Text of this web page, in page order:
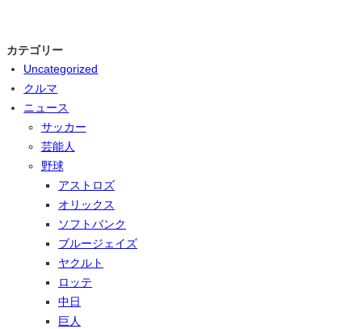
カテゴリー
Uncategorized
クルマ
ニュース
サッカー
芸能人
野球
アストロズ
オリックス
ソフトバンク
ブルージェイズ
ヤクルト
ロッテ
中日
巨人